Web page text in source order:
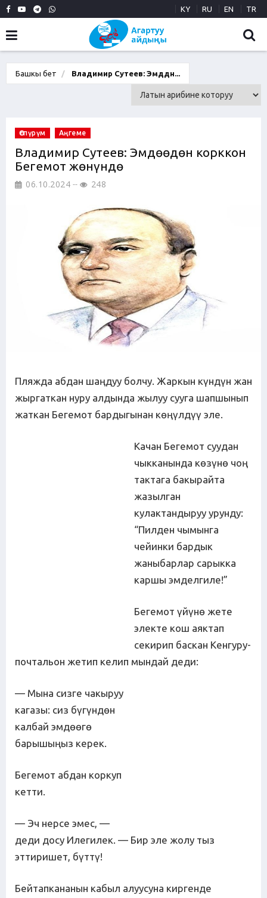
KY RU EN TR
Башкы бет Владимир Сутеев: Эмдөөдөн...
Өспүрүм Аңгеме
Владимир Сутеев: Эмдөөдөн корккон
Бегемот жөнүндө
06.10.2024 248
Пляжда абдан шаңдуу болчу. Жаркын күндүн жан
жыргаткан нуру алдында жылуу сууга шапшынып
жаткан Бегемот бардыгынан көңүлдүү эле.
Качан Бегемот суудан
чыкканында көзүнө чоң
тактага бакырайта
жазылган
кулактандыруу урунду:
“Пилден чымынга
чейинки бардык
жаныбарлар сарыкка
каршы эмделгиле!”
Бегемот үйүнө жете
электе кош аяктап
секирип баскан Кенгуру-
почтальон жетип келип мындай деди:
— Мына сизге чакыруу
кагазы: сиз бүгүндөн
калбай эмдөөгө
барышыңыз керек.
Бегемот абдан коркуп
кетти.
— Эч нерсе эмес, —
деди досу Илегилек. — Бир эле жолу тыз
эттиришет, бүттү!
Бейтапкананын кабыл алуусуна киргенде